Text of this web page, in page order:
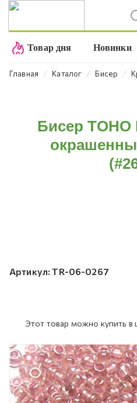
Товар дня Новинки
Главная ⁄ Каталог ⁄ Бисер ⁄
Бисер
Артикул: TR-06-0267
Этот товар можно купить в